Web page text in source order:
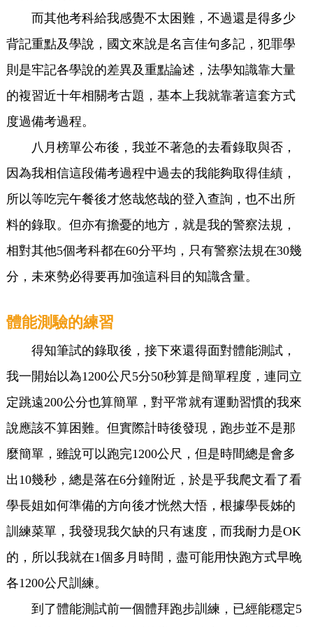
而其他考科給我感覺不太困難，不過還是得多少
背記重點及學說，國文來說是名言佳句多記，犯罪學
則是牢記各學說的差異及重點論述，法學知識靠大量
的複習近十年相關考古題，基本上我就靠著這套方式
度過備考過程。
八月榜單公布後，我並不著急的去看錄取與否，
因為我相信這段備考過程中過去的我能夠取得佳績，
所以等吃完午餐後才悠哉悠哉的登入查詢，也不出所
料的錄取。但亦有擔憂的地方，就是我的警察法規，
相對其他5個考科都在60分平均，只有警察法規在30幾
分，未來勢必得要再加強這科目的知識含量。
體能測驗的練習
得知筆試的錄取後，接下來還得面對體能測試，
我一開始以為1200公尺5分50秒算是簡單程度，連同立
定跳遠200公分也算簡單，對平常就有運動習慣的我來
說應該不算困難。但實際計時後發現，跑步並不是那
麼簡單，雖說可以跑完1200公尺，但是時間總是會多
出10幾秒，總是落在6分鐘附近，於是乎我爬文看了看
學長姐如何準備的方向後才恍然大悟，根據學長姊的
訓練菜單，我發現我欠缺的只有速度，而我耐力是OK
的，所以我就在1個多月時間，盡可能用快跑方式早晚
各1200公尺訓練。
到了體能測試前一個體拜跑步訓練，已經能穩定5